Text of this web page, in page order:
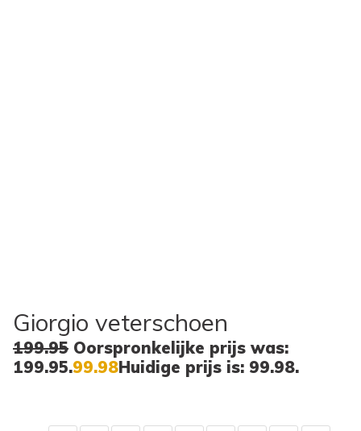
Giorgio veterschoen
199.95 Oorspronkelijke prijs was:
199.95.99.98Huidige prijs is: 99.98.